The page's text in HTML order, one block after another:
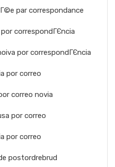
par correspondance
correspondГЄncia
por correspondГЄncia
por correo
correo novia
por correo
por correo
postordrebrud